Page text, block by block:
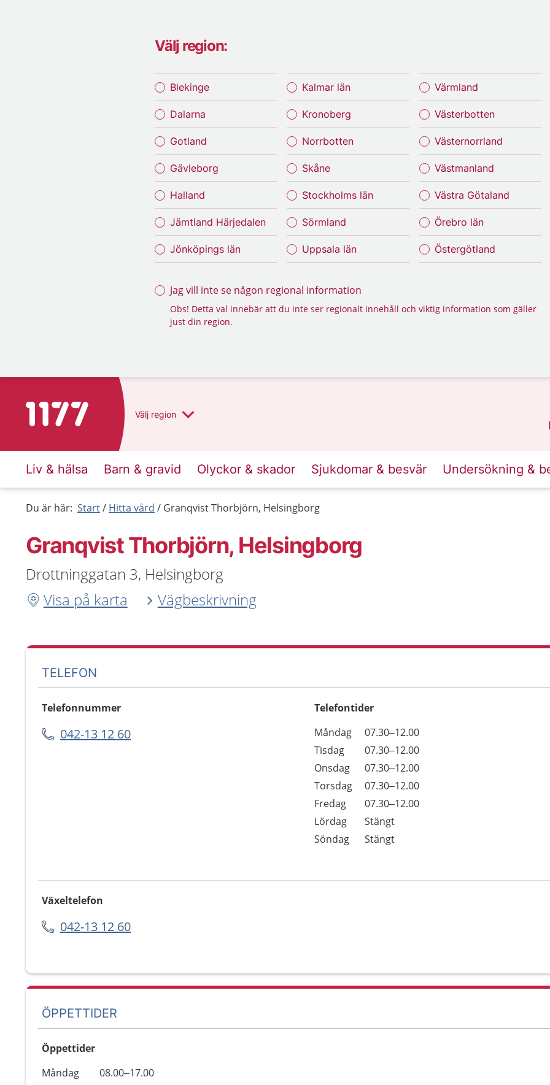
Välj region:
Blekinge
Dalarna
Gotland
Gävleborg
Halland
Jämtland Härjedalen
Jönköpings län
Kalmar län
Kronoberg
Norrbotten
Skåne
Stockholms län
Sörmland
Uppsala län
Värmland
Västerbotten
Västernorrland
Västmanland
Västra Götaland
Örebro län
Östergötland
Jag vill inte se någon regional information
Obs! Detta val innebär att du inte ser regionalt innehåll och viktig information som gäller
just din region.
Till startsidan för 1177 Välj region
Liv & hälsa Barn & gravid Olyckor & skador Sjukdomar & besvär Undersökning &
Du är här: Start Hitta vård Granqvist Thorbjörn, Helsingborg
Granqvist Thorbjörn, Helsingborg
Drottninggatan 3, Helsingborg
Visa på karta
Vägbeskrivning
TELEFON
Telefonnummer
042-13 12 60
Telefontider
Dag
Öppettider
Kommentarer
Måndag
07.30–12.00
Tisdag
07.30–12.00
Onsdag
07.30–12.00
Torsdag
07.30–12.00
Fredag
07.30–12.00
Lördag
Stängt
Söndag
Stängt
Växeltelefon
042-13 12 60
ÖPPETTIDER
Öppettider
Dag
Öppettider
Kommentarer
Måndag
08.00–17.00